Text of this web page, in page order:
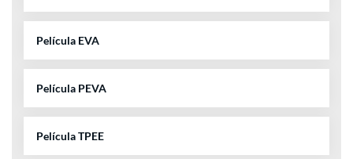
Película EVA
Película PEVA
Película TPEE